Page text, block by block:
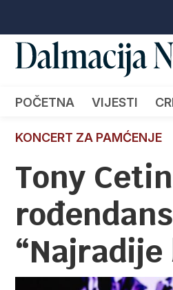
POČETNA VIJESTI
KONCERT ZA PAMĆENJE
Tony